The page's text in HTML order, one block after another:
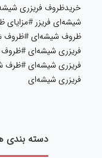
خریدظروف فریزری
شیشه‌ای فریزر
ظروف شیشه‌ای #ظروف
فریزری شیشه‌ای
فریزری شیشه‌ای #ظرف
فریزری شیشه‌ای
دسته بندی